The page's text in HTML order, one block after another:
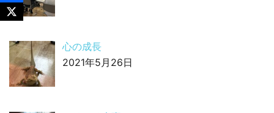
心の成長
2021年5月26日